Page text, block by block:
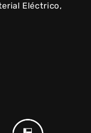
Eléctrico,